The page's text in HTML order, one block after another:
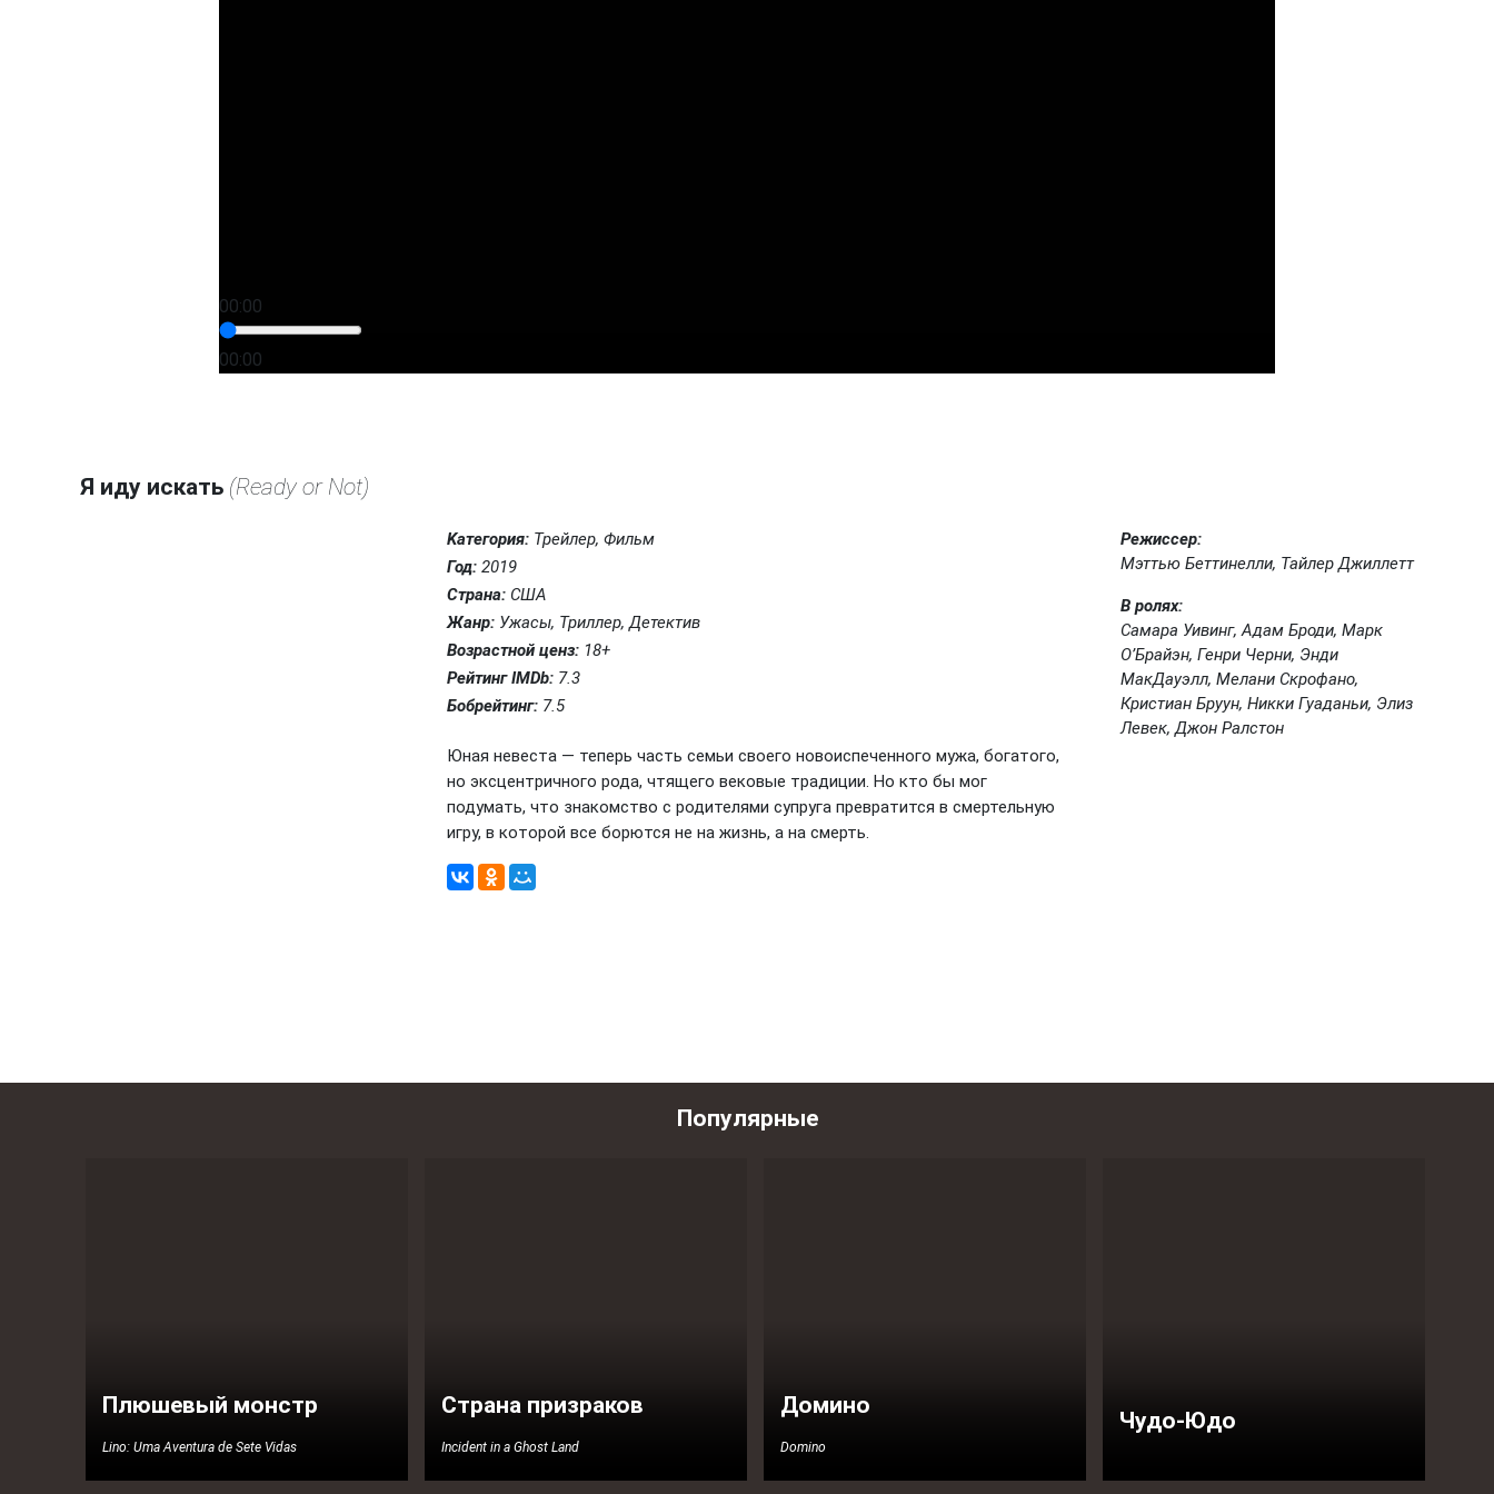
00:00
00:00
Я иду искать (Ready or Not)
Kатегория: Трейлер, Фильм
Год: 2019
Страна: США
Жанр: Ужасы, Триллер, Детектив
Возрастной ценз: 18+
Рейтинг IMDb: 7.3
Бобрейтинг: 7.5
Юная невеста — теперь часть семьи своего новоиспеченного мужа, богатого,
но эксцентричного рода, чтящего вековые традиции. Но кто бы мог
подумать, что знакомство с родителями супруга превратится в смертельную
игру, в которой все борются не на жизнь, а на смерть.
Режиссер:
Мэттью Беттинелли, Тайлер Джиллетт
В ролях:
Самара Уивинг, Адам Броди, Марк
О’Брайэн, Генри Черни, Энди
МакДауэлл, Мелани Скрофано,
Кристиан Бруун, Никки Гуаданьи, Элиз
Левек, Джон Ралстон
Популярные
Плюшевый монстр
Lino: Uma Aventura de Sete Vidas
Страна призраков
Incident in a Ghost Land
Домино
Domino
Чудо-Юдо